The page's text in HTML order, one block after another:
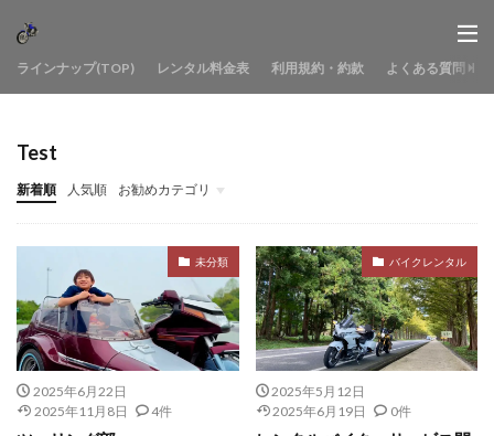
ラインナップ(TOP) レンタル料金表 利用規約・約款 よくある質問
Test
新着順 人気順
お勧めカテゴリ
バイクレンタル
バイク購入
隼１
隼２
未分類
2025年6月22日
2025年11月8日
4件
バイクレンタル
2025年5月12日
2025年6月19日
0件